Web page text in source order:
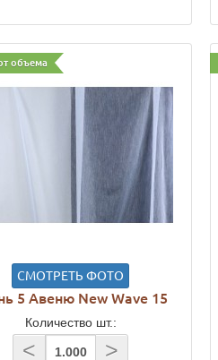
объема
СМОТРЕТЬ ФОТО
5 Авеню New Wave 15
Количество шт.:
< >